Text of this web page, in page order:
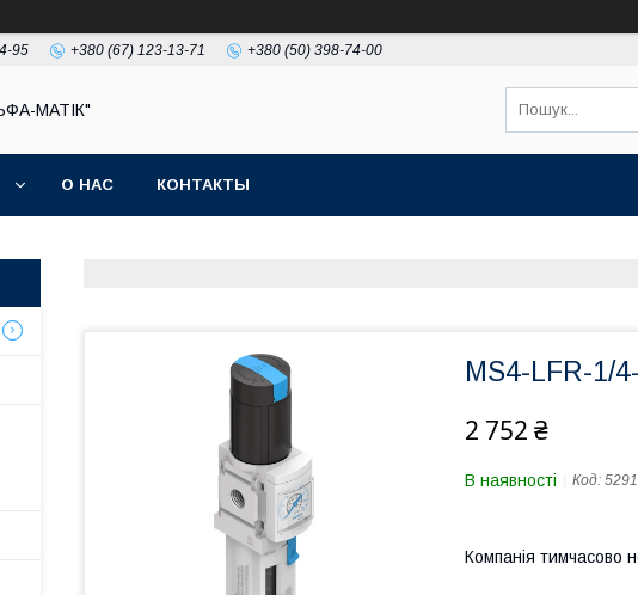
95 +380 (67) 123-13-71 +380 (50) 398-74-00
МАТІК"
О НАС КОНТАКТЫ
MS4-LFR-1/
2 752 ₴
В наявності Код:
Компанія тимчасово